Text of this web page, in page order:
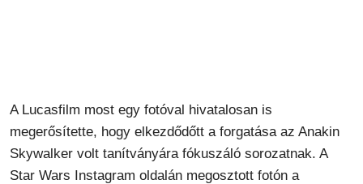
A Lucasfilm most egy fotóval hivatalosan is
megerősítette, hogy elkezdődőtt a forgatása az Anakin
Skywalker volt tanítványára fókuszáló sorozatnak. A
Star Wars Instagram oldalán megosztott fotón a